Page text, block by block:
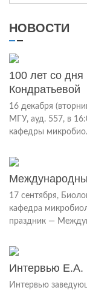
НОВОСТИ
100 лет со
Кондратьевой
16 декабря
МГУ, ауд. 557, в
кафедры
17 сентября,
кафедра
праздник —
Интервью Е.А.
Интервью